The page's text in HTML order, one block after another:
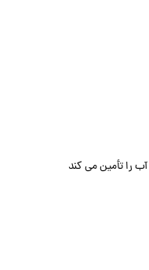
را تأمین می کند